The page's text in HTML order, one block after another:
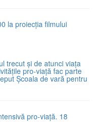
la proiecția filmului
trecut și de atunci viața
pro-viață fac parte
Școala de vară pentru
pro-viață. 18